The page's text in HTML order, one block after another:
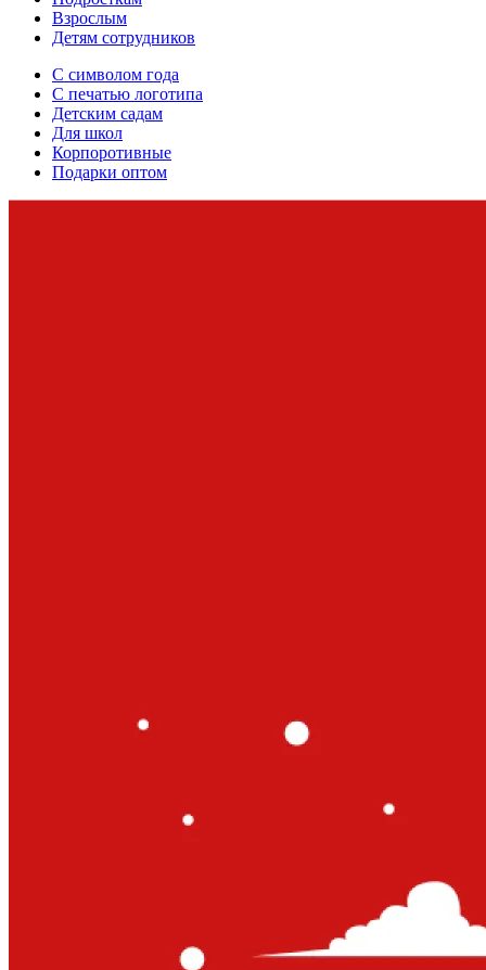
Взрослым
Детям сотрудников
С символом года
С печатью логотипа
Детским садам
Для школ
Корпоротивные
Подарки оптом